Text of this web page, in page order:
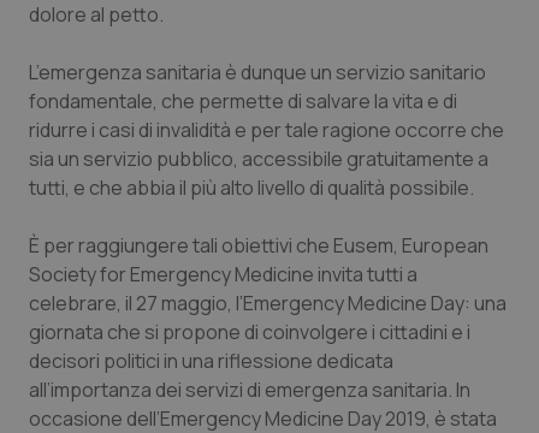
Lombardia
Marche
Piemonte
Provincia Autonoma di Bolzano
Provincia Autonoma di Trento
Dolore
Donna & Salute
HIV
Infezioni & Febbre
Ipertensione & Scompenso
dolore al petto.
L’emergenza sanitaria è dunque un servizio sanitario
fondamentale, che permette di salvare la vita e di
ridurre i casi di invalidità e per tale ragione occorre che
sia un servizio pubblico, accessibile gratuitamente a
tutti, e che abbia il più alto livello di qualità possibile.
È per raggiungere tali obiettivi che Eusem, European
Society for Emergency Medicine invita tutti a
celebrare, il 27 maggio, l’Emergency Medicine Day: una
giornata che si propone di coinvolgere i cittadini e i
decisori politici in una riflessione dedicata
all’importanza dei servizi di emergenza sanitaria. In
occasione dell’Emergency Medicine Day 2019, è stata